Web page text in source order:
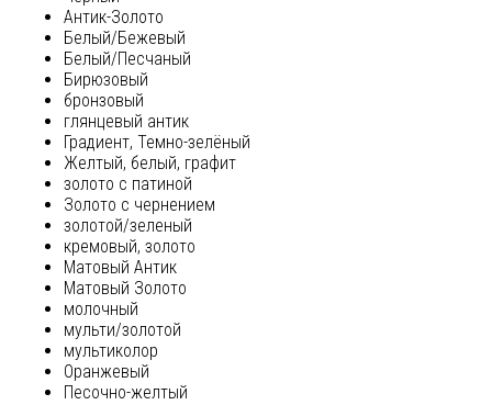
Антик-Золото
Белый/Бежевый
Белый/Песчаный
Бирюзовый
бронзовый
глянцевый антик
Градиент, Темно-зелёный
Желтый, белый, графит
золото с патиной
Золото с чернением
золотой/зеленый
кремовый, золото
Матовый Антик
Матовый Золото
молочный
мульти/золотой
мультиколор
Оранжевый
Песочно-желтый